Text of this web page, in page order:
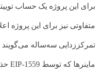
برای این پروژه یک حساب
متفاوتی نیز برای این
تمرکززدایی سه‌ساله می‌گویند
ماینرها که توسط EIP-1559